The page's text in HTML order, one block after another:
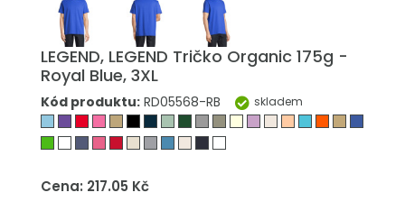
LEGEND, LEGEND Tričko Organic 175g -
Royal Blue, 3XL
Kód produktu: RD05568-RB skladem
Cena: 217.05 Kč